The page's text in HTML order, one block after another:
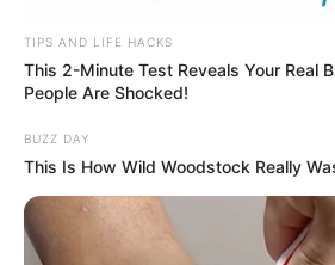
TIPS AND LIFE HACKS
This 2-Minute Test Reveals Your Real
People Are Shocked!
BUZZ DAY
This Is How Wild Woodstock Really